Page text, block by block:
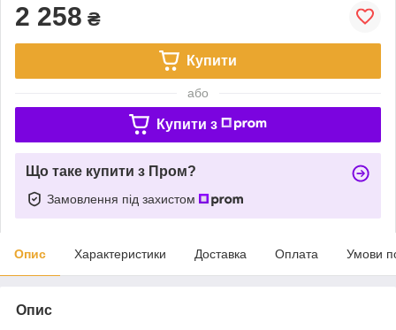
2 258 ₴
Купити
або
Купити з
Що таке купити з Пром?
Замовлення під захистом
Опис Характеристики Доставка Оплата Умови
Опис